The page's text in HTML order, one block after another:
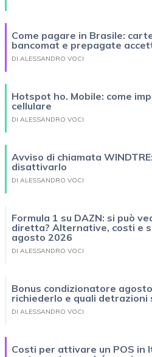
Come pagare in Brasile:
bancomat e prepagate
DI ALESSANDRO VOCI
Hotspot ho. Mobile: come
cellulare
DI ALESSANDRO VOCI
Avviso di chiamata
disattivarlo
DI ALESSANDRO VOCI
Formula 1 su DAZN: si può
diretta? Alternative, costi e
agosto 2026
DI ALESSANDRO VOCI
Bonus condizionatore
richiederlo e quali detrazioni
DI ALESSANDRO VOCI
Costi per attivare un POS in